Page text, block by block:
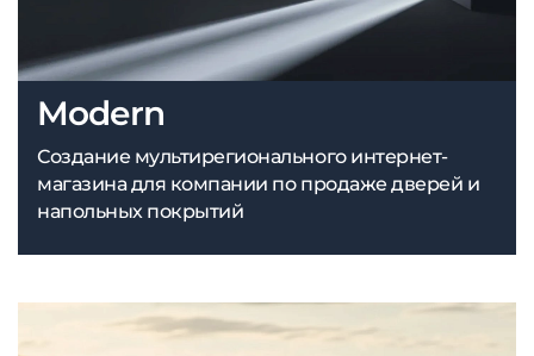
Modern
Создание мультирегионального интернет-
магазина для компании по продаже дверей и
напольных покрытий